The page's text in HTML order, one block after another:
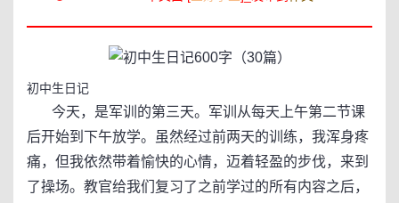
初中生日记
今天，是军训的第三天。军训从每天上午第二节课
后开始到下午放学。虽然经过前两天的训练，我浑身疼
痛，但我依然带着愉快的心情，迈着轻盈的步伐，来到
了操场。教官给我们复习了之前学过的所有内容之后，